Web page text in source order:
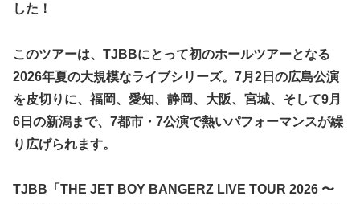
した！
このツアーは、TJBBにとって初のホールツアーとなる
2026年夏の大規模なライブシリーズ。7月2日の広島公演
を皮切りに、福岡、愛知、静岡、大阪、宮城、そして9月
6日の新潟まで、7都市・7公演で熱いパフォーマンスが繰
り広げられます。
TJBB「THE JET BOY BANGERZ LIVE TOUR 2026 〜